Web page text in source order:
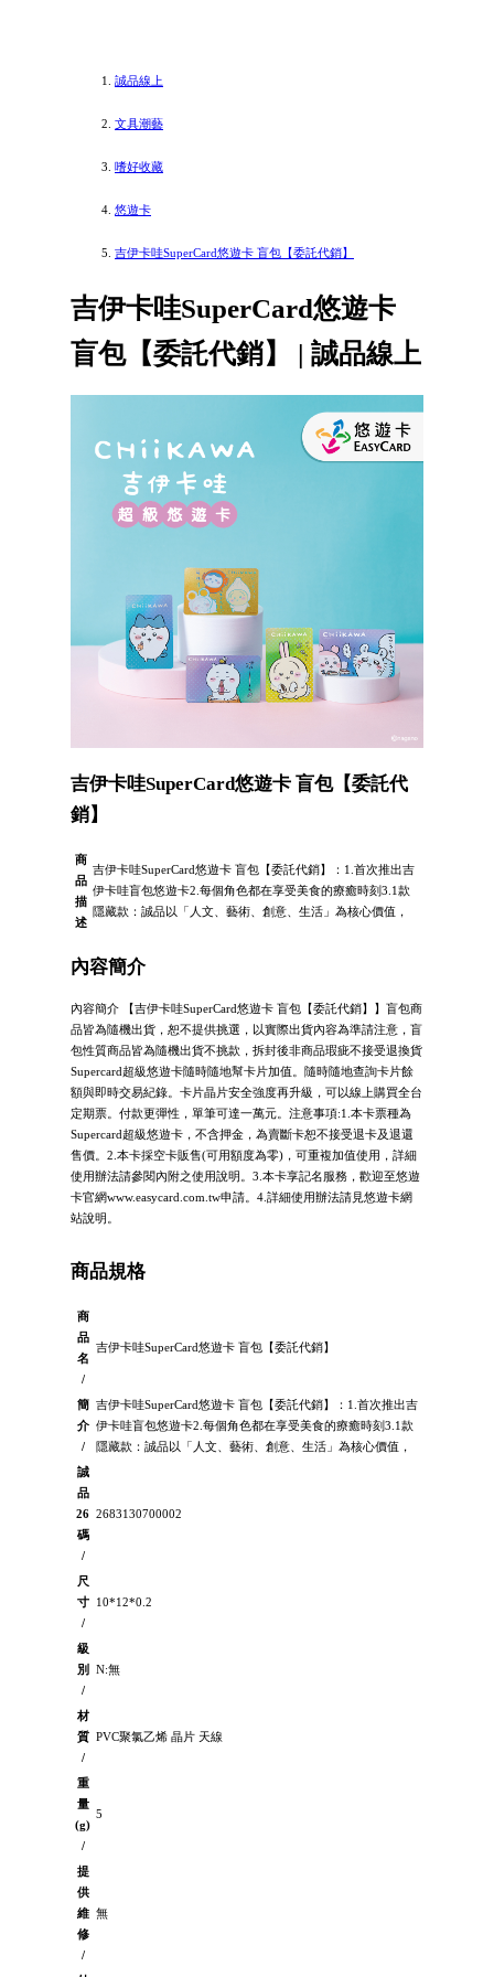
誠品線上
文具潮藝
嗜好收藏
悠遊卡
吉伊卡哇SuperCard悠遊卡 盲包【委託代銷】
吉伊卡哇SuperCard悠遊卡
盲包【委託代銷】 | 誠品線上
吉伊卡哇SuperCard悠遊卡 盲包【委託代
銷】
商
品
描
述
吉伊卡哇SuperCard悠遊卡 盲包【委託代銷】：1.首次推出吉
伊卡哇盲包悠遊卡2.每個角色都在享受美食的療癒時刻3.1款
隱藏款：誠品以「人文、藝術、創意、生活」為核心價值，
內容簡介
內容簡介 【吉伊卡哇SuperCard悠遊卡 盲包【委託代銷】】盲包商
品皆為隨機出貨，恕不提供挑選，以實際出貨內容為準請注意，盲
包性質商品皆為隨機出貨不挑款，拆封後非商品瑕疵不接受退換貨
Supercard超級悠遊卡隨時隨地幫卡片加值。隨時隨地查詢卡片餘
額與即時交易紀錄。卡片晶片安全強度再升級，可以線上購買全台
定期票。付款更彈性，單筆可達一萬元。注意事項:1.本卡票種為
Supercard超級悠遊卡，不含押金，為賣斷卡恕不接受退卡及退還
售價。2.本卡採空卡販售(可用額度為零)，可重複加值使用，詳細
使用辦法請參閱內附之使用說明。3.本卡享記名服務，歡迎至悠遊
卡官網www.easycard.com.tw申請。4.詳細使用辦法請見悠遊卡網
站說明。
商品規格
商
品
名
/
吉伊卡哇SuperCard悠遊卡 盲包【委託代銷】
簡
介
/
吉伊卡哇SuperCard悠遊卡 盲包【委託代銷】：1.首次推出吉
伊卡哇盲包悠遊卡2.每個角色都在享受美食的療癒時刻3.1款
隱藏款：誠品以「人文、藝術、創意、生活」為核心價值，
誠
品
26
碼
/
2683130700002
尺
寸
/
10*12*0.2
級
別
/
N:無
材
質
/
PVC聚氯乙烯 晶片 天線
重
量
(g)
/
5
提
供
維
修
/
無